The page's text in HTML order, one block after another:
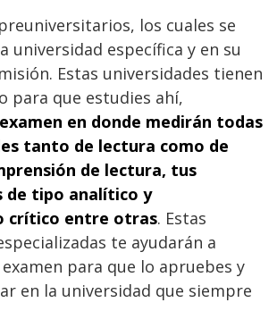
los cuales se
universidad específica y en su
Estas universidades tienen
para que estudies ahí,
en donde medirán todas
tanto de lectura como de
de lectura, tus
de tipo analítico y
crítico entre otras. Estas
te ayudarán a
para que lo apruebes y
en la universidad que siempre